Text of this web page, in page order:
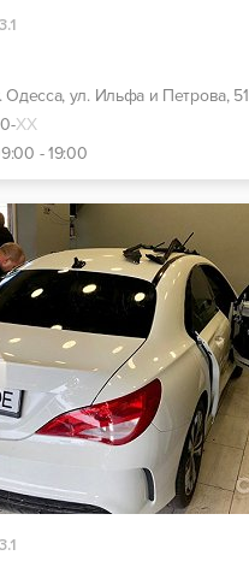
3.1
Одесса, ул. Ильфа и Петрова, 51
ХХ
- 19:00
3.1